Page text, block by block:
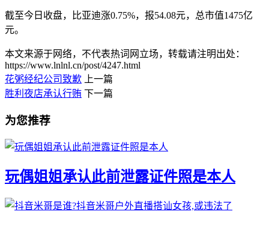
截至今日收盘，比亚迪涨0.75%，报54.08元，总市值1475亿
元。
本文来源于网络，不代表热词网立场，转载请注明出处：
https://www.lnlnl.cn/post/4247.html
花粥经纪公司致歉
上一篇
胜利夜店承认行贿 下一篇
为您推荐
玩偶姐姐承认此前泄露证件照是本人